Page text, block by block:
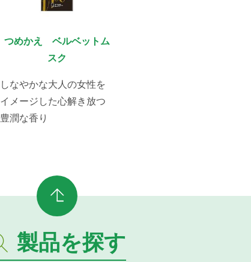
つめかえ ベルベットム
スク
しなやかな大人の女性を
イメージした心解き放つ
豊潤な香り
製品を探す